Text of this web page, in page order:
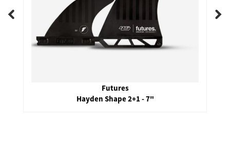
Futures
Hayden Shape 2+1 - 7"